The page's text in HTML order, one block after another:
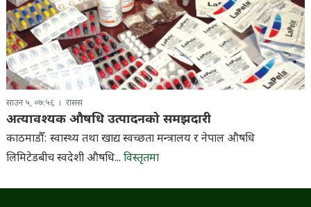
साउन ५, ०७:५६ रासस
अत्यावश्यक औषधि उत्पादनको समझदारी
काठमाडौँ: स्वास्थ्य तथा खाद्य स्वच्छता मन्त्रालय र नेपाल औषधि
लिमिटेडबीच स्वदेशी औषधि... विस्तृतमा